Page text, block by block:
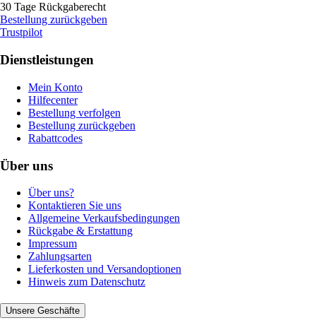
30 Tage Rückgaberecht
Bestellung zurückgeben
Trustpilot
Dienstleistungen
Mein Konto
Hilfecenter
Bestellung verfolgen
Bestellung zurückgeben
Rabattcodes
Über uns
Über uns?
Kontaktieren Sie uns
Allgemeine Verkaufsbedingungen
Rückgabe & Erstattung
Impressum
Zahlungsarten
Lieferkosten und Versandoptionen
Hinweis zum Datenschutz
Unsere Geschäfte